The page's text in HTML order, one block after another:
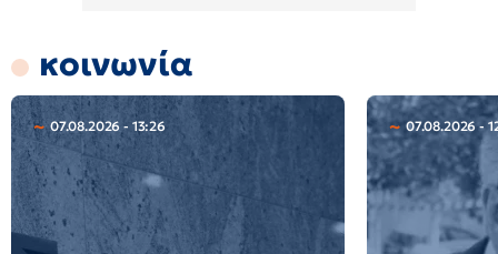
κοινωνία
07.08.2026 - 13:26 07.08.2026 -